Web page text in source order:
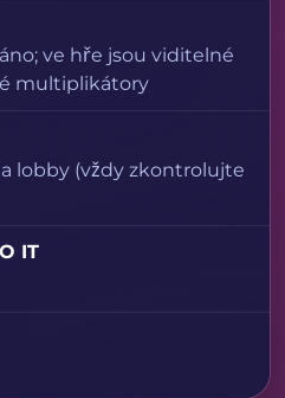
ve hře jsou viditelné
multiplikátory
lobby (vždy zkontrolujte
IT